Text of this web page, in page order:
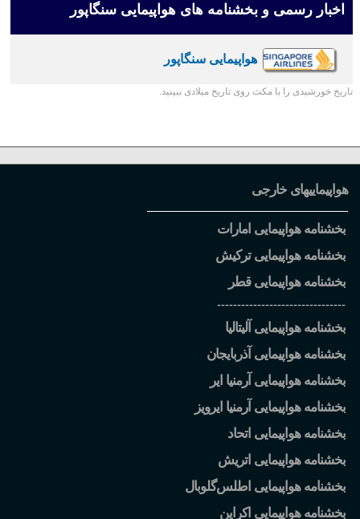
اخبار رسمی و بخشنامه های هواپیمایی سنگاپور
هواپیمایی سنگاپور
تاریخ خورشیدی را با مکث روی تاریخ میلادی ببینید.
هواپیماییهای خارجی
بخشنامه هواپیمایی امارات
بخشنامه هواپیمایی ترکیش
بخشنامه هواپیمایی قطر
--------------------------------
بخشنامه هواپیمایی آلیتالیا
بخشنامه هواپیمایی آذربایجان
بخشنامه هواپیمایی آرمنیا ایر
بخشنامه هواپیمایی آرمنیا ایرویز
بخشنامه هواپیمایی اتحاد
بخشنامه هواپیمایی اتریش
بخشنامه هواپیمایی اطلسگلوبال
بخشنامه هواپیمایی اکراین